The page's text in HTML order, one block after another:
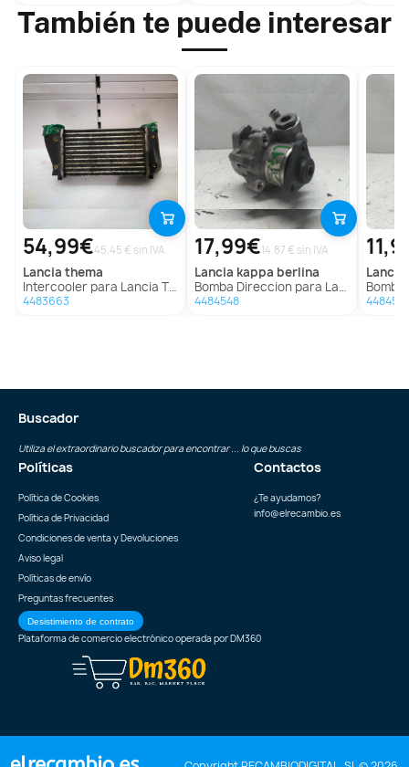
También te puede interesar
54,99€45.45 € sin IVA
lancia thema
Intercooler para Lancia Thema
4483663
17,99€14.87 € sin IVA
lancia kappa berlina
Bomba Direccion para Lancia Kappa Berlina
4484548
lancia
Bomba
4484518
Buscador
Utiliza el extraordinario buscador para encontrar ... lo que buscas
Políticas
Política de Cookies
Política de Privacidad
Condiciones de venta y Devoluciones
Aviso legal
Políticas de envío
Preguntas frecuentes
Desistimiento de contrato
Contactos
¿Te ayudamos?
info@elrecambio.es
Plataforma de comercio electrónico operada porDM360